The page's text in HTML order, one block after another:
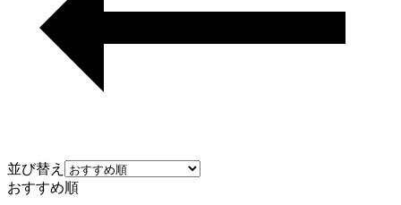
並び替え
おすすめ順